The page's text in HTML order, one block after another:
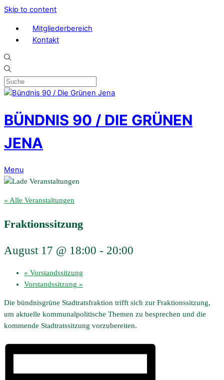
Skip to content
Mitgliederbereich
Kontakt
BÜNDNIS 90 / DIE GRÜNEN
JENA
Menu
« Alle Veranstaltungen
Fraktionssitzung
August 17 @ 18:00 - 20:00
« Vorstandssitzung
Vorstandssitzung »
Die bündnisgrüne Stadtratsfraktion trifft sich zur Fraktionssitzung,
um aktuelle kommunalpolitische Themen zu besprechen und die
kommende Stadtratssitzung vorzubereiten.